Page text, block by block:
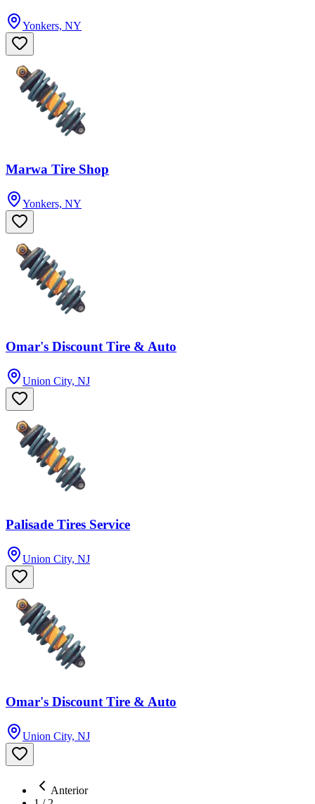
Yonkers, NY
Marwa Tire Shop
Yonkers, NY
Omar's Discount Tire & Auto
Union City, NJ
Palisade Tires Service
Union City, NJ
Omar's Discount Tire & Auto
Union City, NJ
Anterior